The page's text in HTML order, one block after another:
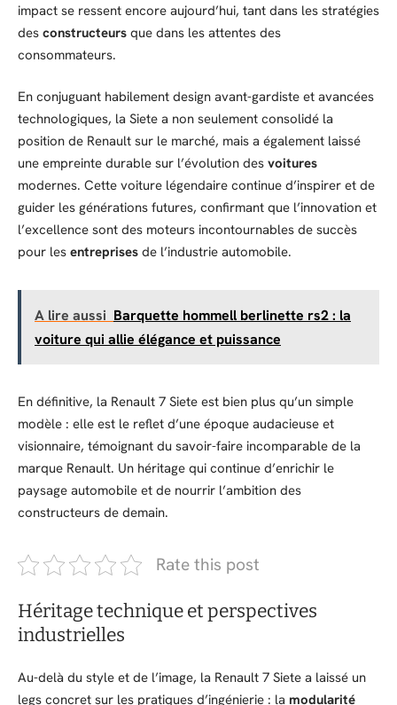
impact se ressent encore aujourd’hui, tant dans les stratégies
des constructeurs que dans les attentes des
consommateurs.
En conjuguant habilement design avant-gardiste et avancées
technologiques, la Siete a non seulement consolidé la
position de Renault sur le marché, mais a également laissé
une empreinte durable sur l’évolution des voitures
modernes. Cette voiture légendaire continue d’inspirer et de
guider les générations futures, confirmant que l’innovation et
l’excellence sont des moteurs incontournables de succès
pour les entreprises de l’industrie automobile.
A lire aussi Barquette hommell berlinette rs2 : la
voiture qui allie élégance et puissance
En définitive, la Renault 7 Siete est bien plus qu’un simple
modèle : elle est le reflet d’une époque audacieuse et
visionnaire, témoignant du savoir-faire incomparable de la
marque Renault. Un héritage qui continue d’enrichir le
paysage automobile et de nourrir l’ambition des
constructeurs de demain.
Rate this post
Héritage technique et perspectives
industrielles
Au-delà du style et de l’image, la Renault 7 Siete a laissé un
legs concret sur les pratiques d’ingénierie : la modularité